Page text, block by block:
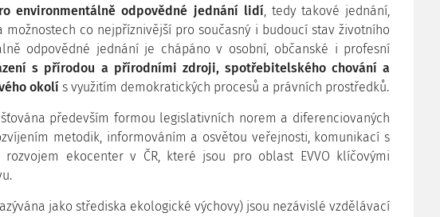
environmentálně odpovědné jednání lidí, tedy takové jednání,
co nejpříznivější pro současný i budoucí stav životního
odpovědné jednání je chápáno v osobní, občanské i profesní
s přírodou a přírodními zdroji, spotřebitelského chování a
okolí s využitím demokratických procesů a právních prostředků.
především formou legislativních norem a diferenciovaných
metodik, informováním a osvětou veřejnosti, komunikací s
ekocenter v ČR, které jsou pro oblast EVVO klíčovými
jako střediska ekologické výchovy) jsou nezávislé vzdělávací